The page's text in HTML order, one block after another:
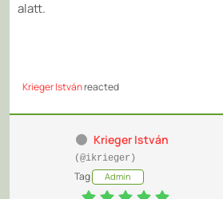
alatt.
Krieger Istvánreacted
Krieger István
(@ikrieger)
Tag Admin